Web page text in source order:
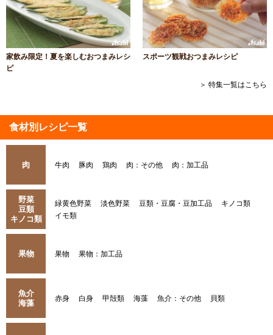
家飲み限定！夏を楽しむおつまみレシ
ピ
スポーツ観戦おつまみレシピ
＞ 特集一覧はこちら
食材別レシピ一覧
肉 牛肉 豚肉 鶏肉 肉：その他 肉：加工品
野菜
豆類
キノコ類
緑黄色野菜 淡色野菜 豆類・豆腐・豆加工品
キノコ類
イモ類
果物 果物 果物：加工品
魚介
海藻
赤身 白身 甲殻類 海藻 魚介：その他 貝類